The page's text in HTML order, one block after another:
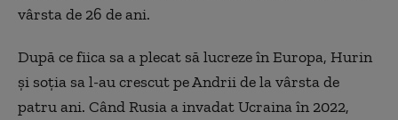
vârsta de 26 de ani.
După ce fiica sa a plecat să lucreze în Europa, Hurin
și soția sa l-au crescut pe Andrii de la vârsta de
patru ani. Când Rusia a invadat Ucraina în 2022,